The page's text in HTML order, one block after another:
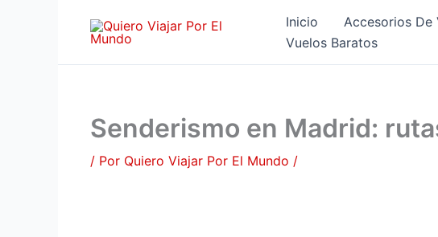
Inicio Accesorios De
Vuelos Baratos
Senderismo en Madrid:
/ Por Quiero Viajar Por El Mundo /